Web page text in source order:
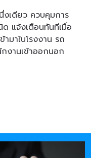
งเดียว ควบคุมการ
แจ้งเตือนทันทีเมื่อ
มาในโรงงาน รถ
งานเข้าออกนอก